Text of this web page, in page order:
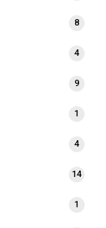
8
4
9
1
4
14
1